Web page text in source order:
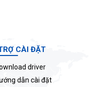
CÀI ĐẶT
driver
dẫn cài đặt